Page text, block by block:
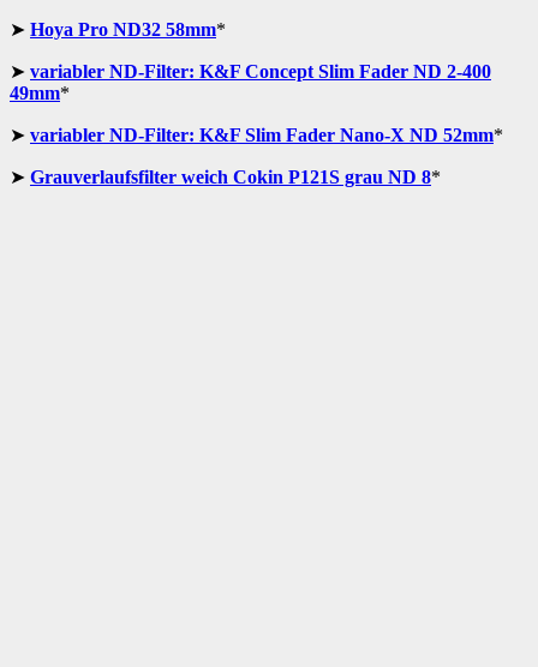
➤ Hoya Pro ND32 58mm*
➤ variabler ND-Filter: K&F Concept Slim Fader ND 2-400
49mm*
➤ variabler ND-Filter: K&F Slim Fader Nano-X ND 52mm*
➤ Grauverlaufsfilter weich Cokin P121S grau ND 8*